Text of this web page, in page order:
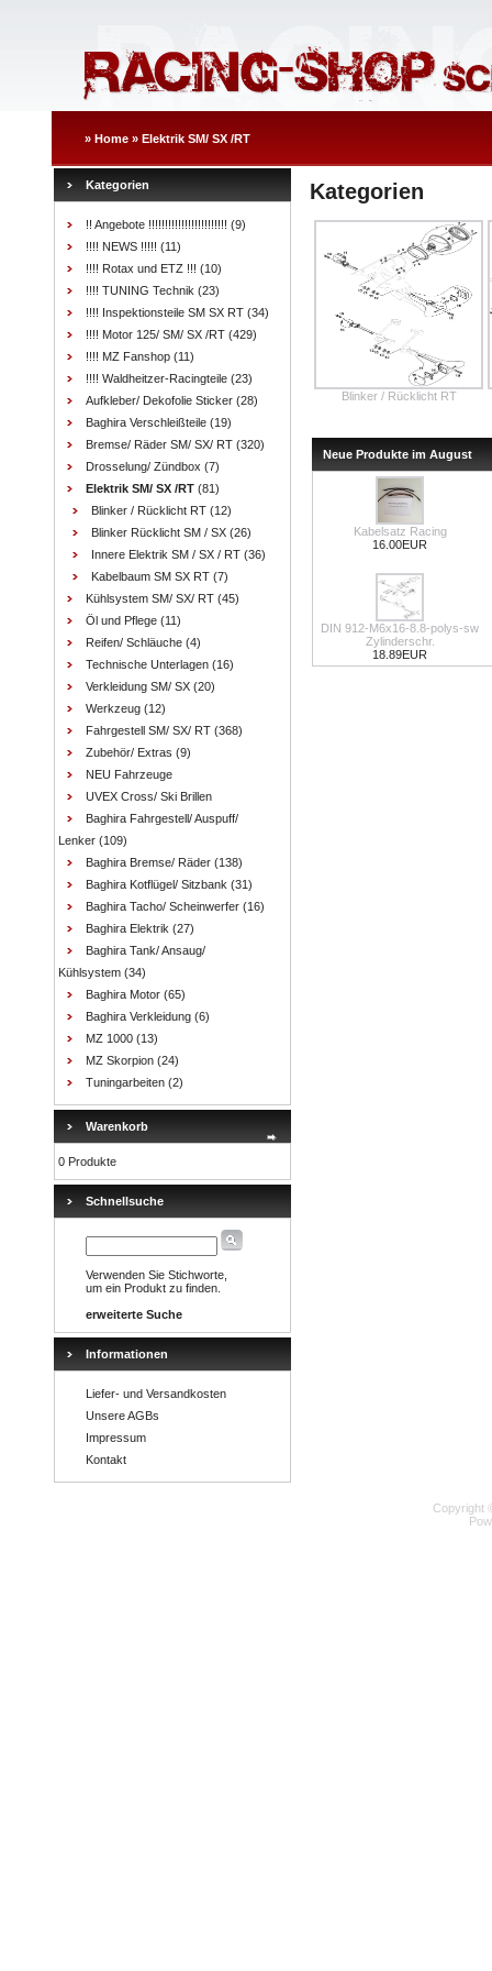
» Home » Elektrik SM/ SX /RT
Kategorien
!! Angebote !!!!!!!!!!!!!!!!!!!!!!!! (9)
!!!! NEWS !!!!! (11)
!!!! Rotax und ETZ !!! (10)
!!!! TUNING Technik (23)
!!!! Inspektionsteile SM SX RT (34)
!!!! Motor 125/ SM/ SX /RT (429)
!!!! MZ Fanshop (11)
!!!! Waldheitzer-Racingteile (23)
Aufkleber/ Dekofolie Sticker (28)
Baghira Verschleißteile (19)
Bremse/ Räder SM/ SX/ RT (320)
Drosselung/ Zündbox (7)
Elektrik SM/ SX /RT (81)
Blinker / Rücklicht RT (12)
Blinker Rücklicht SM / SX (26)
Innere Elektrik SM / SX / RT (36)
Kabelbaum SM SX RT (7)
Kühlsystem SM/ SX/ RT (45)
Öl und Pflege (11)
Reifen/ Schläuche (4)
Technische Unterlagen (16)
Verkleidung SM/ SX (20)
Werkzeug (12)
Fahrgestell SM/ SX/ RT (368)
Zubehör/ Extras (9)
NEU Fahrzeuge
UVEX Cross/ Ski Brillen
Baghira Fahrgestell/ Auspuff/
Lenker (109)
Baghira Bremse/ Räder (138)
Baghira Kotflügel/ Sitzbank (31)
Baghira Tacho/ Scheinwerfer (16)
Baghira Elektrik (27)
Baghira Tank/ Ansaug/
Kühlsystem (34)
Baghira Motor (65)
Baghira Verkleidung (6)
MZ 1000 (13)
MZ Skorpion (24)
Tuningarbeiten (2)
Warenkorb
0 Produkte
Schnellsuche
Verwenden Sie Stichworte,
um ein Produkt zu finden.
erweiterte Suche
Informationen
Liefer- und Versandkosten
Unsere AGBs
Impressum
Kontakt
Kategorien
Blinker / Rücklicht RT
Neue Produkte im August
Kabelsatz Racing
16.00EUR
DIN 912-M6x16-8.8-polys-sw
Zylinderschr.
18.89EUR
Copyright